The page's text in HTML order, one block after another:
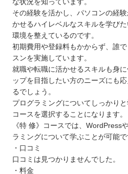
な状況を知っています。
その経験を活かし、パソコンの経
かせるハイレベルなスキルを学び
環境を整えているのです。
初期費用や登録料もかからず、誰
スンを実施しています。
就職や転職に活かせるスキルも身
ップを目指したい方のニーズにも
るでしょう。
プログラミングについてしっかり
コースを選択することになります。
《特 修》コースでは、WordPress
ラミングについて学ぶことが可能で
・口コミ
口コミは見つかりませんでした。
・料金